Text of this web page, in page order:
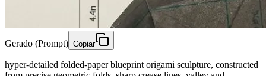
Gerado (Prompt) Copiar
hyper-detailed folded-paper blueprint origami sculpture, constructed